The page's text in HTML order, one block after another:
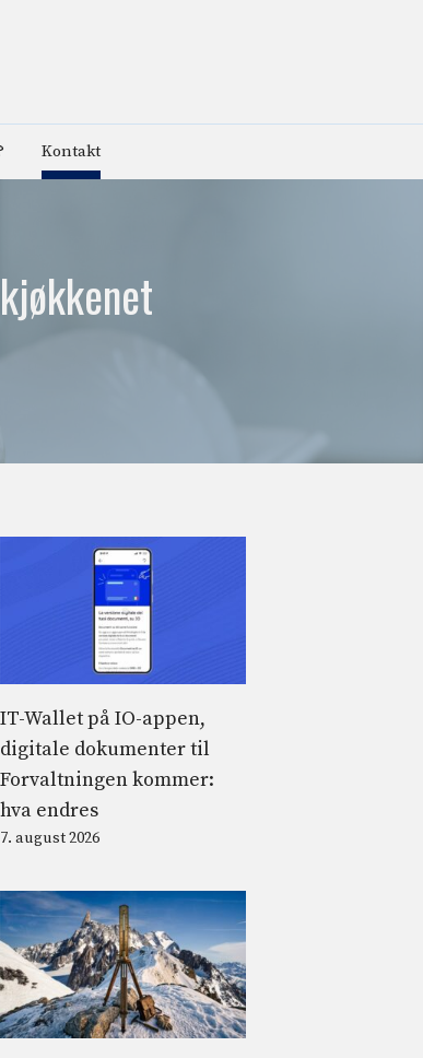
Kontakt
IT-Wallet på IO-appen,
digitale dokumenter til
Forvaltningen kommer:
hva endres
7. august 2026